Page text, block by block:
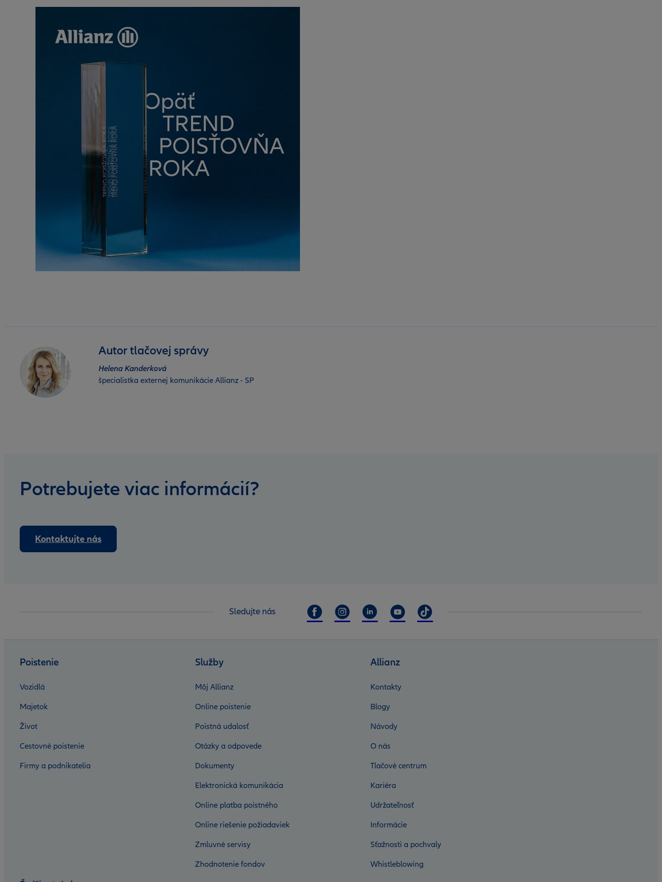
Autor tlačovej správy
Helena Kanderková
špecialistka externej komunikácie Allianz - SP
Potrebujete viac informácií?
Kontaktujte nás
Sledujte nás
Poistenie
Vozidlá
Majetok
Život
Cestovné poistenie
Firmy a podnikatelia
Služby
Môj Allianz
Online poistenie
Poistná udalosť
Otázky a odpovede
Dokumenty
Elektronická komunikácia
Online platba poistného
Online riešenie požiadaviek
Zmluvné servisy
Zhodnotenie fondov
Allianz
Kontakty
Blogy
Návody
O nás
Tlačové centrum
Kariéra
Udržateľnosť
Informácie
Sťažnosti a pochvaly
Whistleblowing